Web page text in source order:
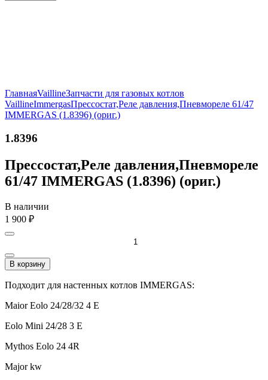
ГлавнаяVaillineЗапчасти для газовых котлов
VaillineImmergasПрессостат,Реле давления,Пневмореле 61/47
IMMERGAS (1.8396) (ориг.)
1.8396
Прессостат,Реле давления,Пневмореле
61/47 IMMERGAS (1.8396) (ориг.)
В наличии
1 900 ₽
В корзину
Подходит для настенных котлов IMMERGAS:
Maior Eolo 24/28/32 4 E
Eolo Mini 24/28 3 E
Mythos Eolo 24 4R
Major kw